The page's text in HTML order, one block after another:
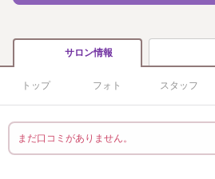
サロン情報
トップ フォト スタッフ
まだ口コミがありません。